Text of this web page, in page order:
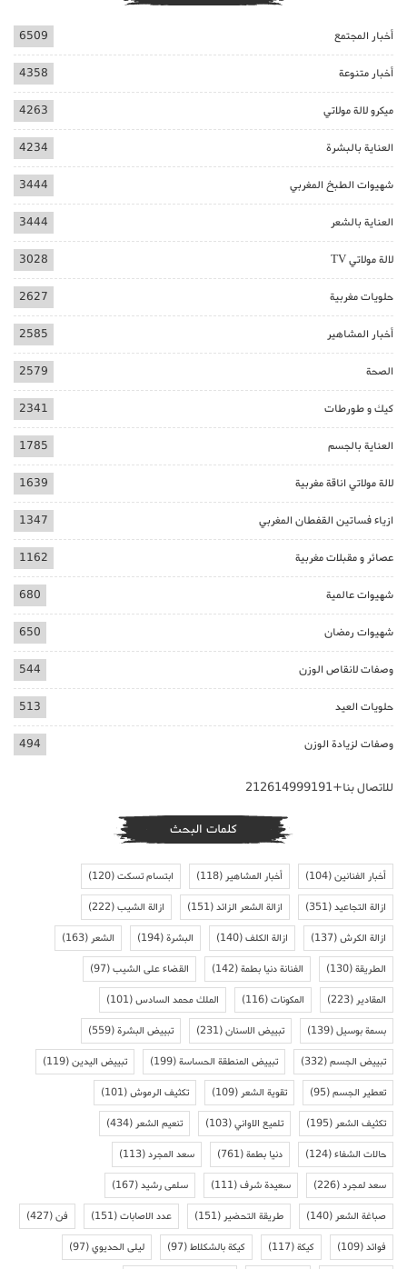
أخبار المجتمع 6509
أخبار متنوعة 4358
ميكرو لالة مولاتي 4263
العناية بالبشرة 4234
شهيوات الطبخ المغربي 3444
العناية بالشعر 3444
لالة مولاتي TV 3028
حلويات مغربية 2627
أخبار المشاهير 2585
الصحة 2579
كيك و طورطات 2341
العناية بالجسم 1785
لالة مولاتي اناقة مغربية 1639
ازياء فساتين القفطان المغربي 1347
عصائر و مقبلات مغربية 1162
شهيوات عالمية 680
شهيوات رمضان 650
وصفات لانقاص الوزن 544
حلويات العيد 513
وصفات لزيادة الوزن 494
للاتصال بنا+212614999191
كلمات البحث
أخبار الفنانين(104) أخبار المشاهير(118) ابتسام تسكت(120)
ازالة التجاعيد(351) ازالة الشعر الزائد(151) ازالة الشيب(222)
ازالة الكرش(137) ازالة الكلف(140) البشرة(194) الشعر(163)
الطريقة(130) الفنانة دنيا بطمة(142) القضاء على الشيب(97)
المقادير(223) المكونات(116) الملك محمد السادس(101)
بسمة بوسيل(139) تبييض الاسنان(231) تبييض البشرة(559)
تبييض الجسم(332) تبييض المنطقة الحساسة(199) تبييض اليدين(119)
تعطير الجسم(95) تقوية الشعر(109) تكثيف الرموش(101)
تكثيف الشعر(195) تلميع الاواني(103) تنعيم الشعر(434)
حالات الشفاء(124) دنيا بطمة(761) سعد المجرد(113)
سعد لمجرد(226) سعيدة شرف(111) سلمى رشيد(167)
صباغة الشعر(140) طريقة التحضير(151) عدد الاصابات(151) فن(427)
فوائد(109) كيكة(117) كيكة بالشكلاط(97) ليلى الحديوي(97)